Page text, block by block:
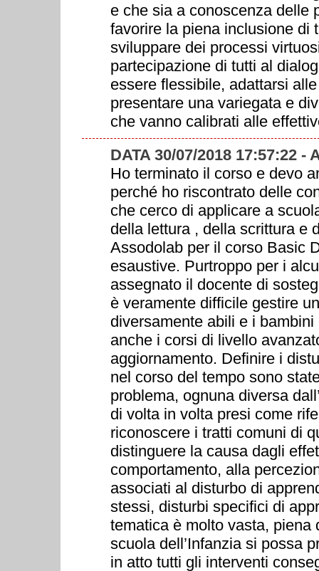
e che sia a conoscenza delle
favorire la piena inclusione di
sviluppare dei processi
partecipazione di tutti al
essere flessibile, adattarsi
presentare una variegata e
che vanno calibrati alle
DATA 30/07/2018 17:57:22 -
Ho terminato il corso e devo
perché ho riscontrato delle
che cerco di applicare a
della lettura , della scrittura e
Assodolab per il corso Basic
esaustive. Purtroppo per i
assegnato il docente di
è veramente difficile gestire
diversamente abili e i
anche i corsi di livello
aggiornamento. Definire i
nel corso del tempo sono
problema, ognuna diversa
di volta in volta presi come
riconoscere i tratti comuni di
distinguere la causa dagli
comportamento, alla
associati al disturbo di
stessi, disturbi specifici di
tematica è molto vasta, piena
scuola dell’Infanzia si possa
in atto tutti gli interventi